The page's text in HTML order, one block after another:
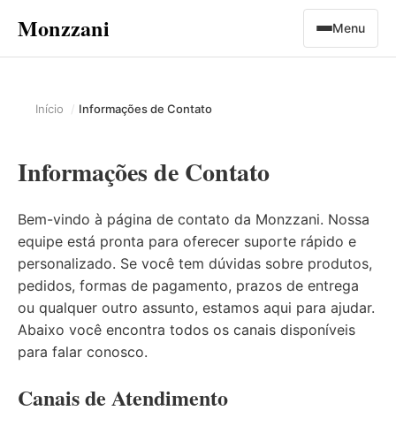
Monzzani Menu
Início Informações de Contato
Informações de Contato
Bem-vindo à página de contato da Monzzani. Nossa
equipe está pronta para oferecer suporte rápido e
personalizado. Se você tem dúvidas sobre produtos,
pedidos, formas de pagamento, prazos de entrega
ou qualquer outro assunto, estamos aqui para ajudar.
Abaixo você encontra todos os canais disponíveis
para falar conosco.
Canais de Atendimento